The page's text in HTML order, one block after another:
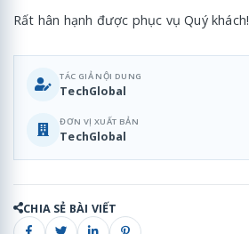
Rất hân hạnh được phục vụ Quý khách!
TÁC GIẢ NỘI DUNG
TechGlobal
ĐƠN VỊ XUẤT BẢN
TechGlobal
CHIA SẺ BÀI VIẾT